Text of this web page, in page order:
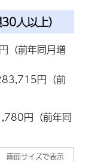
人以上）
（前年同月増
円（前
円（前年同
画面サイズで表示